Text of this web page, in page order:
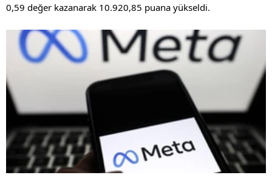
0,59 değer kazanarak 10.920,85 puana yükseldi.